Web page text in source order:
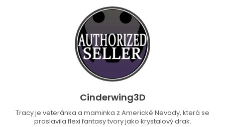
Cinderwing3D
Tracy je veteránka a maminka z Americké Nevady, která se
proslavila flexi fantasy tvory jako krystalový drak.